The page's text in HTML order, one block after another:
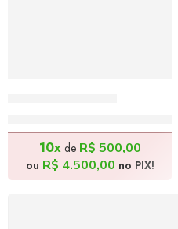
10xde R$ 500,00
ou R$ 4.500,00 no PIX!